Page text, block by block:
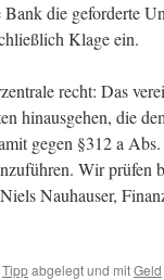
die geforderte
Klage ein.
recht: Das
hinausgehen, die
gegen §312 a
Wir prüfen
Nauhauser,
Tippabgelegt und mitGeld